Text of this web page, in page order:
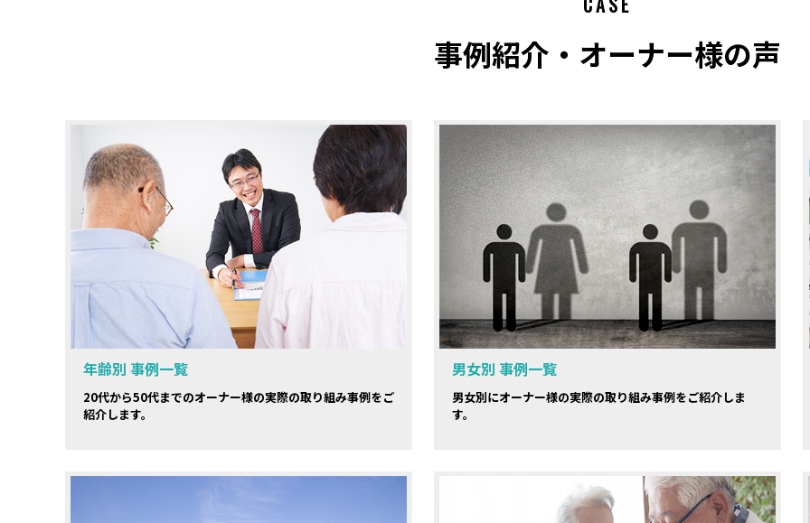
事例紹介・オーナー様の声
年齢別 事例一覧
20代から50代までのオーナー様の実際の取り組み事例をご
紹介します。
男女別 事例一覧
男女別にオーナー様の実際の取り組み事例をご紹介しま
す。